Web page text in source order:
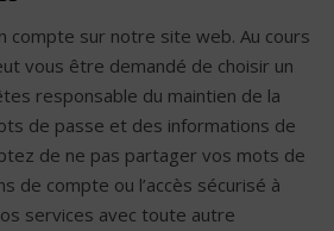
compte sur notre site web. Au cours
vous être demandé de choisir un
responsable du maintien de la
de passe et des informations de
de ne pas partager vos mots de
de compte ou l’accès sécurisé à
services avec toute autre